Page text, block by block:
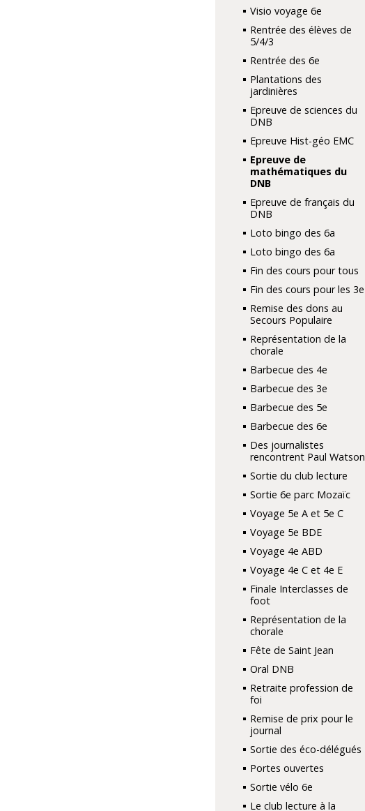
Visio voyage 6e
Rentrée des élèves de
5/4/3
Rentrée des 6e
Plantations des
jardinières
Epreuve de sciences du
DNB
Epreuve Hist-géo EMC
Epreuve de
mathématiques du
DNB
Epreuve de français du
DNB
Loto bingo des 6a
Loto bingo des 6a
Fin des cours pour tous
Fin des cours pour les 3e
Remise des dons au
Secours Populaire
Représentation de la
chorale
Barbecue des 4e
Barbecue des 3e
Barbecue des 5e
Barbecue des 6e
Des journalistes
rencontrent Paul Watson
Sortie du club lecture
Sortie 6e parc Mozaïc
Voyage 5e A et 5e C
Voyage 5e BDE
Voyage 4e ABD
Voyage 4e C et 4e E
Finale Interclasses de
foot
Représentation de la
chorale
Fête de Saint Jean
Oral DNB
Retraite profession de
foi
Remise de prix pour le
journal
Sortie des éco-délégués
Portes ouvertes
Sortie vélo 6e
Le club lecture à la